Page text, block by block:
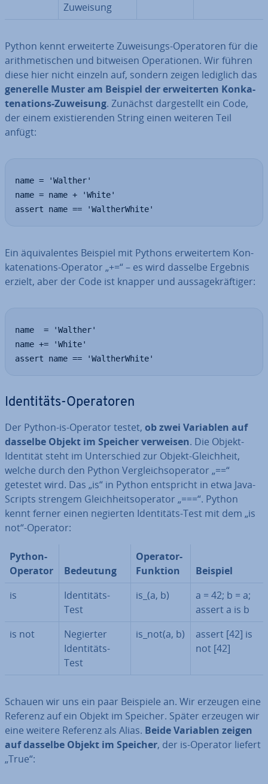
Zuweisung
Python kennt er­wei­ter­te Zu­wei­sungs-Ope­ra­to­ren für die
arith­me­ti­schen und bitweisen Ope­ra­tio­nen. Wir führen
diese hier nicht einzeln auf, sondern zeigen lediglich das
generelle Muster am Beispiel der er­wei­ter­ten Kon­ka­
te­na­ti­ons-Zuweisung. Zunächst dar­ge­stellt ein Code,
der einem exis­tie­ren­den String einen weiteren Teil
anfügt:
name = 'Walther'
name = name + 'White'
assert name == 'WaltherWhite'
Ein äqui­va­len­tes Beispiel mit Pythons er­wei­ter­tem Kon­
ka­te­na­ti­ons-Operator „+=“ – es wird dasselbe Ergebnis
erzielt, aber der Code ist knapper und aus­sa­ge­kräf­ti­ger:
name  = 'Walther'
name += 'White'
assert name == 'WaltherWhite'
Iden­ti­täts-Ope­ra­to­ren
Der Python-is-Operator testet, ob zwei Variablen auf
dasselbe Objekt im Speicher verweisen. Die Objekt-
Identität steht im Un­ter­schied zur Objekt-Gleich­heit,
welche durch den Python Ver­gleichs­ope­ra­tor „==“
getestet wird. Das „is“ in Python ent­spricht in etwa Ja­va­
Scripts strengem Gleich­heits­ope­ra­tor „===“. Python
kennt ferner einen negierten Iden­ti­täts-Test mit dem „is
not“-Operator:
Python-
Operator
Bedeutung
Operator-
Funktion
Beispiel
is
Iden­ti­täts-
Test
is_(a, b)
a = 42; b = a;
assert a is b
is not
Negierter
Iden­ti­täts-
Test
is_not(a, b)
assert [42] is
not [42]
Schauen wir uns ein paar Beispiele an. Wir erzeugen eine
Referenz auf ein Objekt im Speicher. Später erzeugen wir
eine weitere Referenz als Alias. Beide Variablen zeigen
auf dasselbe Objekt im Speicher, der is-Operator liefert
„True“: